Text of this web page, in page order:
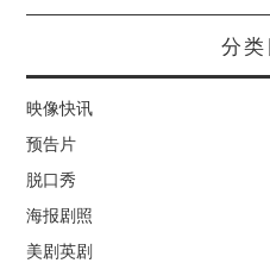
分
映像快讯
预告片
脱口秀
海报剧照
美剧英剧